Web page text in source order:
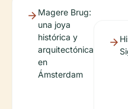
Magere Brug:
una joya
histórica y
arquitectónica
en
Ámsterdam